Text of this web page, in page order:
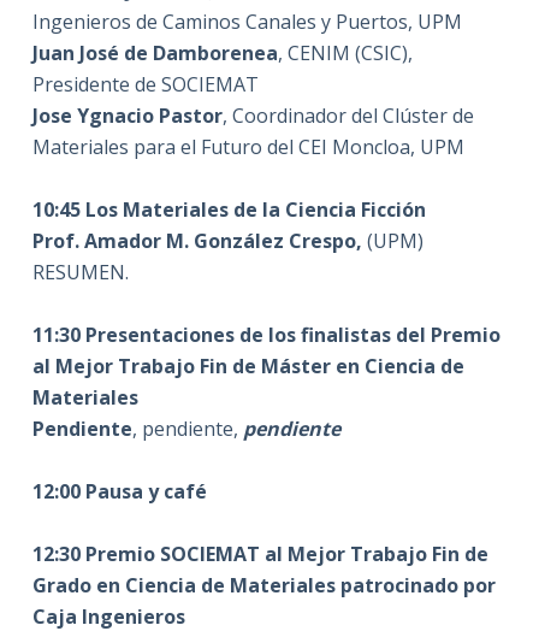
Ingenieros de Caminos Canales y Puertos, UPM
Juan José de Damborenea, CENIM (CSIC),
Presidente de SOCIEMAT
Jose Ygnacio Pastor, Coordinador del Clúster de
Materiales para el Futuro del CEI Moncloa, UPM
10:45 Los Materiales de la Ciencia Ficción
Prof.Amador M. González Crespo, (UPM)
RESUMEN.
11:30 Presentaciones de los finalistas del Premio
al Mejor Trabajo Fin de Máster en Ciencia de
Materiales
Pendiente, pendiente, pendiente
12:00 Pausa y café
12:30 Premio SOCIEMAT al Mejor Trabajo Fin de
Grado en Ciencia de Materiales patrocinado por
Caja Ingenieros